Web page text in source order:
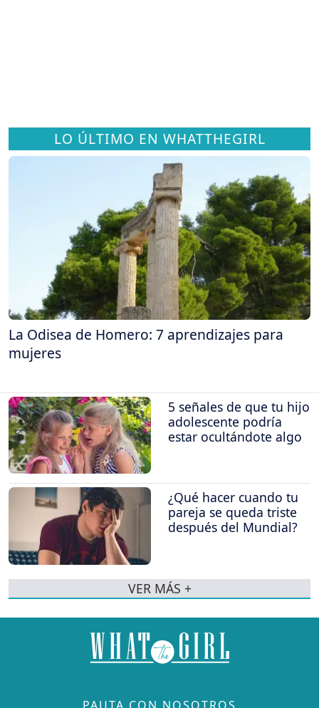
LO ÚLTIMO EN WHATTHEGIRL
La Odisea de Homero: 7 aprendizajes para
mujeres
5 señales de que tu hijo
adolescente podría
estar ocultándote algo
¿Qué hacer cuando tu
pareja se queda triste
después del Mundial?
VER MÁS +